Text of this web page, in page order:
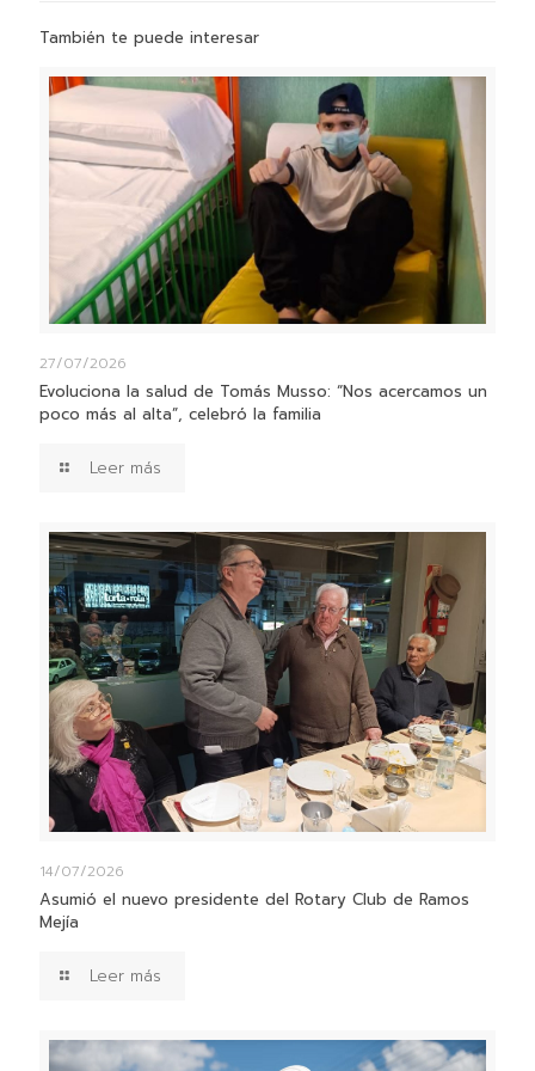
También te puede interesar
27/07/2026
Evoluciona la salud de Tomás Musso: “Nos acercamos un
poco más al alta”, celebró la familia
Leer más
14/07/2026
Asumió el nuevo presidente del Rotary Club de Ramos
Mejía
Leer más